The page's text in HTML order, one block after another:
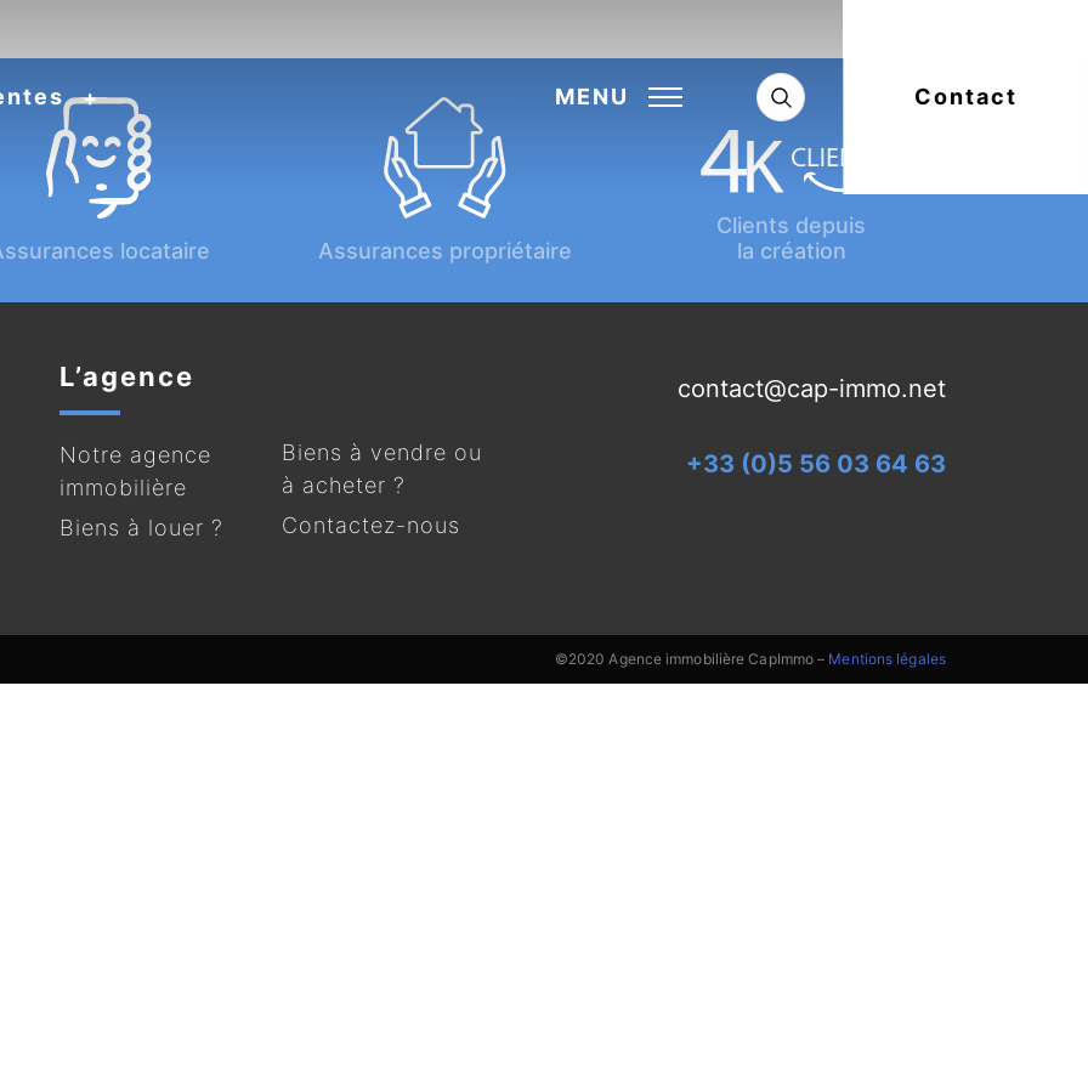
MENU Contact
locataire Assurances propriétaire
Clients depuis
la création
L’agence
Notre agence
immobilière
Biens à louer ?
Biens à vendre ou
à acheter ?
Contactez-nous
contact@cap-immo.net
+33 (0)5 56 03 64 63
©2020 Agence immobilière CapImmo – Mentions légales